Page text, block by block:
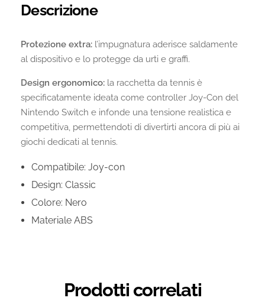
Descrizione
Protezione extra: l’impugnatura aderisce saldamente
al dispositivo e lo protegge da urti e graffi.
Design ergonomico: la racchetta da tennis è
specificatamente ideata come controller Joy-Con del
Nintendo Switch e infonde una tensione realistica e
competitiva, permettendoti di divertirti ancora di più ai
giochi dedicati al tennis.
Compatibile: Joy-con
Design: Classic
Colore: Nero
Materiale ABS
Prodotti correlati